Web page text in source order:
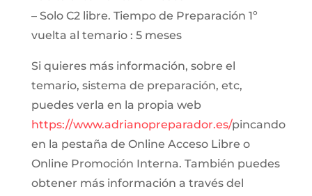
– Solo C2 libre. Tiempo de Preparación 1º
vuelta al temario : 5 meses
Si quieres más información, sobre el
temario, sistema de preparación, etc,
puedes verla en la propia web
https://www.adrianopreparador.es/pincando
en la pestaña de Online Acceso Libre o
Online Promoción Interna. También puedes
obtener más información a través del